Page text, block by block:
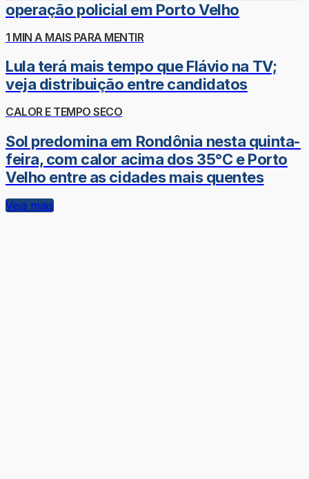
operação policial em Porto Velho
1 MIN A MAIS PARA MENTIR
Lula terá mais tempo que Flávio na TV;
veja distribuição entre candidatos
CALOR E TEMPO SECO
Sol predomina em Rondônia nesta quinta-
feira, com calor acima dos 35°C e Porto
Velho entre as cidades mais quentes
Veja mais